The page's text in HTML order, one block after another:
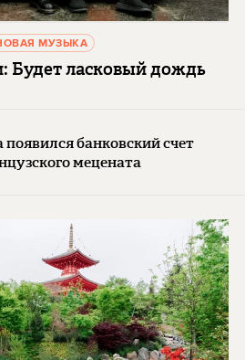
МУЗЫКА
Будет ласковый дождь
банковский счет
мецената